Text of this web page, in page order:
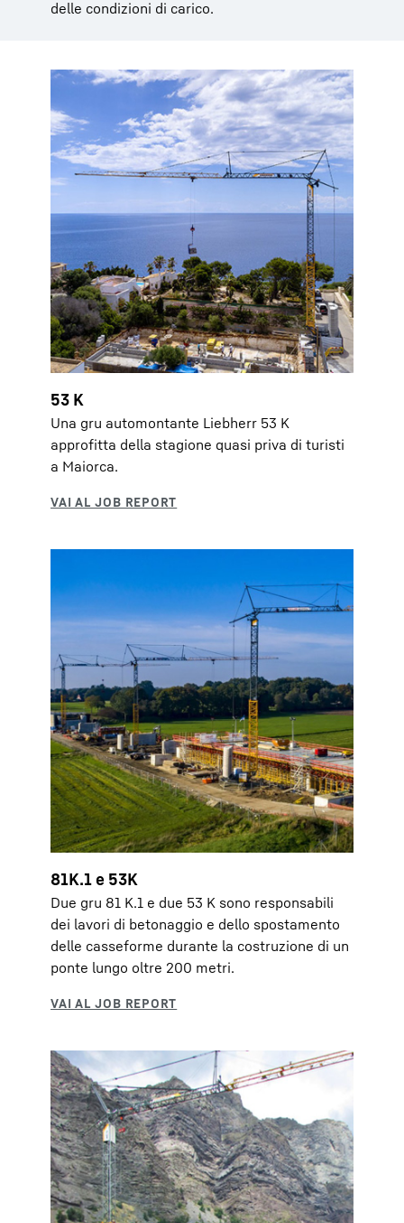
delle condizioni di carico.
53 K
Una gru automontante Liebherr 53 K
approfitta della stagione quasi priva di turisti
a Maiorca.
81K.1 e 53K
Due gru 81 K.1 e due 53 K sono responsabili
dei lavori di betonaggio e dello spostamento
delle casseforme durante la costruzione di un
ponte lungo oltre 200 metri.